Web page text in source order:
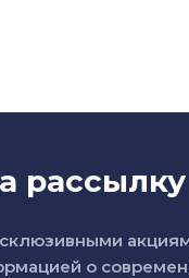
рассылку
о